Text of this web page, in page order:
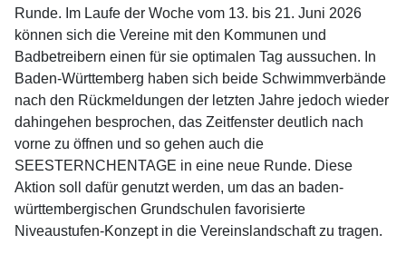
Runde. Im Laufe der Woche vom 13. bis 21. Juni 2026
können sich die Vereine mit den Kommunen und
Badbetreibern einen für sie optimalen Tag aussuchen. In
Baden-Württemberg haben sich beide Schwimmverbände
nach den Rückmeldungen der letzten Jahre jedoch wieder
dahingehen besprochen, das Zeitfenster deutlich nach
vorne zu öffnen und so gehen auch die
SEESTERNCHENTAGE in eine neue Runde. Diese
Aktion soll dafür genutzt werden, um das an baden-
württembergischen Grundschulen favorisierte
Niveaustufen-Konzept in die Vereinslandschaft zu tragen.